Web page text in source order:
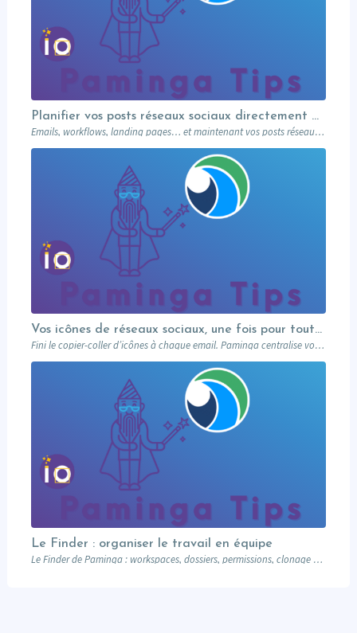
Planifier vos posts réseaux sociaux directement depuis votre MA
Emails, workflows, landing pages… et maintenant vos posts réseaux sociaux. Paminga centralise votre marketing dans un seul outil. Paminga Tip #08.
Vos icônes de réseaux sociaux, une fois pour toutes
Fini le copier-coller d’icônes à chaque email. Paminga centralise vos profils sociaux et les met à disposition de toute l’équipe via un élément dédié. Découvrez comment en 5 minutes.
Le Finder : organiser le travail en équipe
Le Finder de Paminga : workspaces, dossiers, permissions, clonage et tokens pour structurer efficacement votre marketing automation.